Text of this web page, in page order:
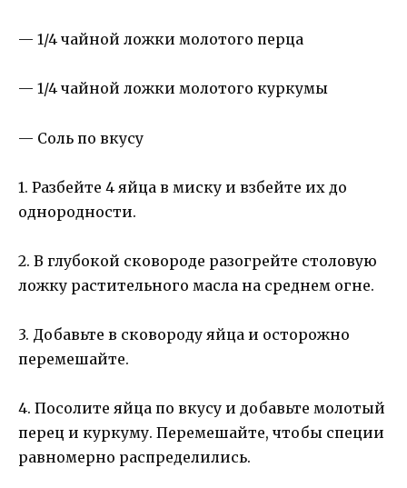
— 1/4 чайной ложки молотого перца
— 1/4 чайной ложки молотого куркумы
— Соль по вкусу
1. Разбейте 4 яйца в миску и взбейте их до
однородности.
2. В глубокой сковороде разогрейте столовую
ложку растительного масла на среднем огне.
3. Добавьте в сковороду яйца и осторожно
перемешайте.
4. Посолите яйца по вкусу и добавьте молотый
перец и куркуму. Перемешайте, чтобы специи
равномерно распределились.